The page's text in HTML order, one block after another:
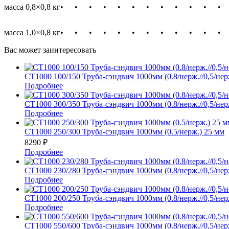
масса 0,8×0,8 кг• • • • • • • • • • • •
масса 1,0×0,8 кг• • • • • • • • • • •
•
Вас может заинтересовать
СТ1000 100/150 Труба-сэндвич 1000мм (0.8/нерж.//0,5/
Подробнее
СТ1000 300/350 Труба-сэндвич 1000мм (0.8/нерж.//0,5/
Подробнее
СТ1000 250/300 Труба-сэндвич 1000мм (0.5/нерж.) 25 мм
8290 ₽
Подробнее
СТ1000 230/280 Труба-сэндвич 1000мм (0.8/нерж.//0,5/
Подробнее
СТ1000 200/250 Труба-сэндвич 1000мм (0.8/нерж.//0,5/
Подробнее
СТ1000 550/600 Труба-сэндвич 1000мм (0.8/нерж.//0,5/